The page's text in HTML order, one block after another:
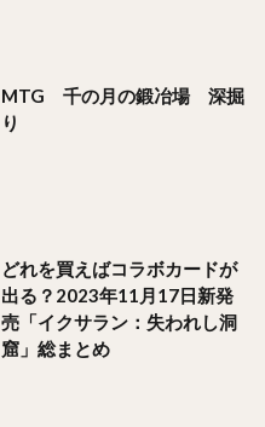
MTG 千の月の鍛冶場 深掘
り
どれを買えばコラボカードが
出る？2023年11月17日新発
売「イクサラン：失われし洞
窟」総まとめ